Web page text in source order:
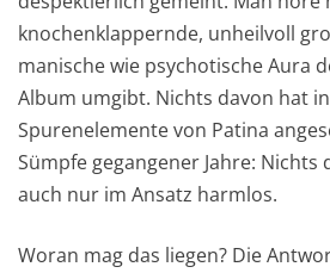
knochenklappernde, unheilvoll
manische wie psychotische Aura
Album umgibt. Nichts davon hat
Spurenelemente von Patina
Sümpfe gegangener Jahre:
auch nur im Ansatz harmlos.
Woran mag das liegen? Die